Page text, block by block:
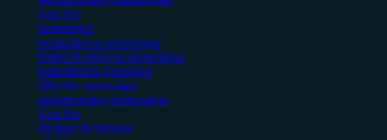
Visa fler
motorsågar
bensindrivna motorsågar
batteri & eldrivna motorsågar
batteridrivna grensågar
tillbehör motorsågar
skärutrustning motorsågar
Visa fler
röjsågar & trimmer